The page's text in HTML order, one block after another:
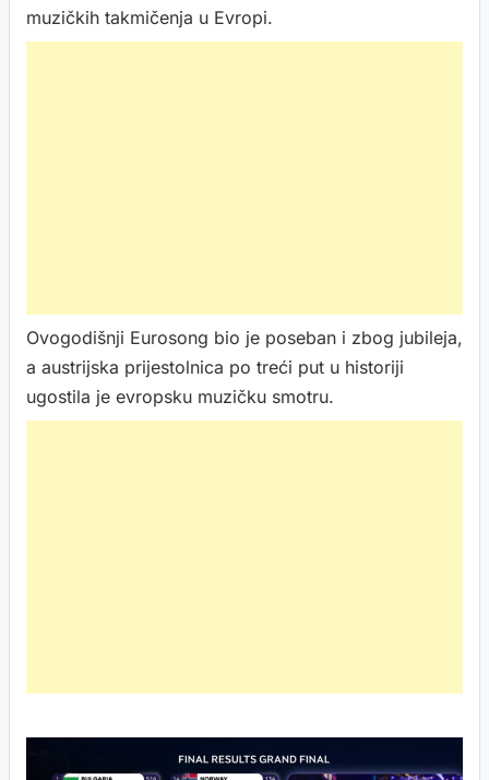
muzičkih takmičenja u Evropi.
Ovogodišnji Eurosong bio je poseban i zbog jubileja,
a austrijska prijestolnica po treći put u historiji
ugostila je evropsku muzičku smotru.